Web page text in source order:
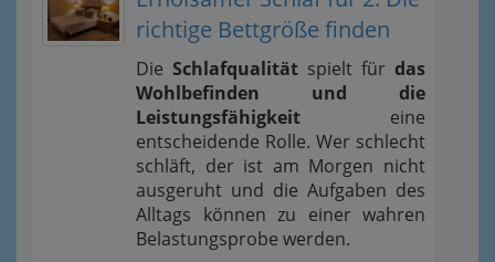
richtige Bettgröße finden
Die Schlafqualität spielt für das
Wohlbefinden und die
Leistungsfähigkeit eine
entscheidende Rolle. Wer schlecht
schläft, der ist am Morgen nicht
ausgeruht und die Aufgaben des
Alltags können zu einer wahren
Belastungsprobe werden.